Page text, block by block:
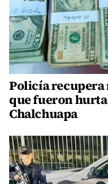
Policía recupera
que fueron
Chalchuapa